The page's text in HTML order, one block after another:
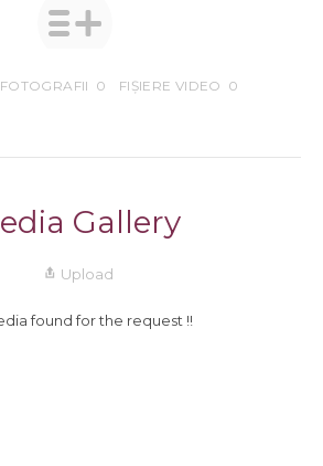
FOTOGRAFII 0 FIȘIERE VIDEO 0
Gallery
Upload
found for the request !!